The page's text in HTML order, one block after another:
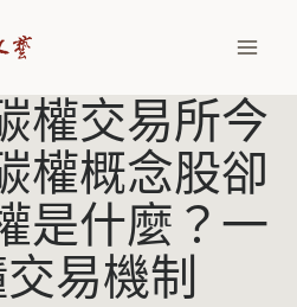
權交易所今
權概念股卻
是什麼？一
易機制